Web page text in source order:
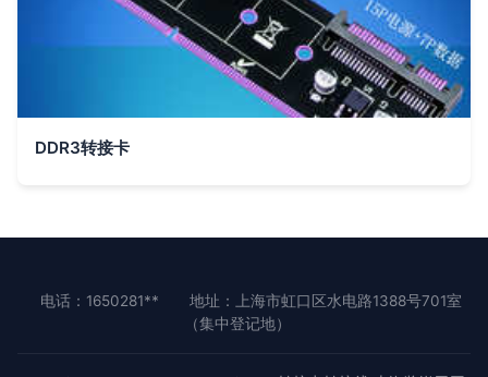
DDR3转接卡
电话：1650281**
地址：上海市虹口区水电路1388号701室
（集中登记地）